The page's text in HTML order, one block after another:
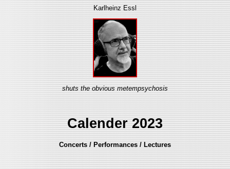
Karlheinz Essl
shuts the obvious metempsychosis
Calender 2023
Concerts / Performances / Lectures